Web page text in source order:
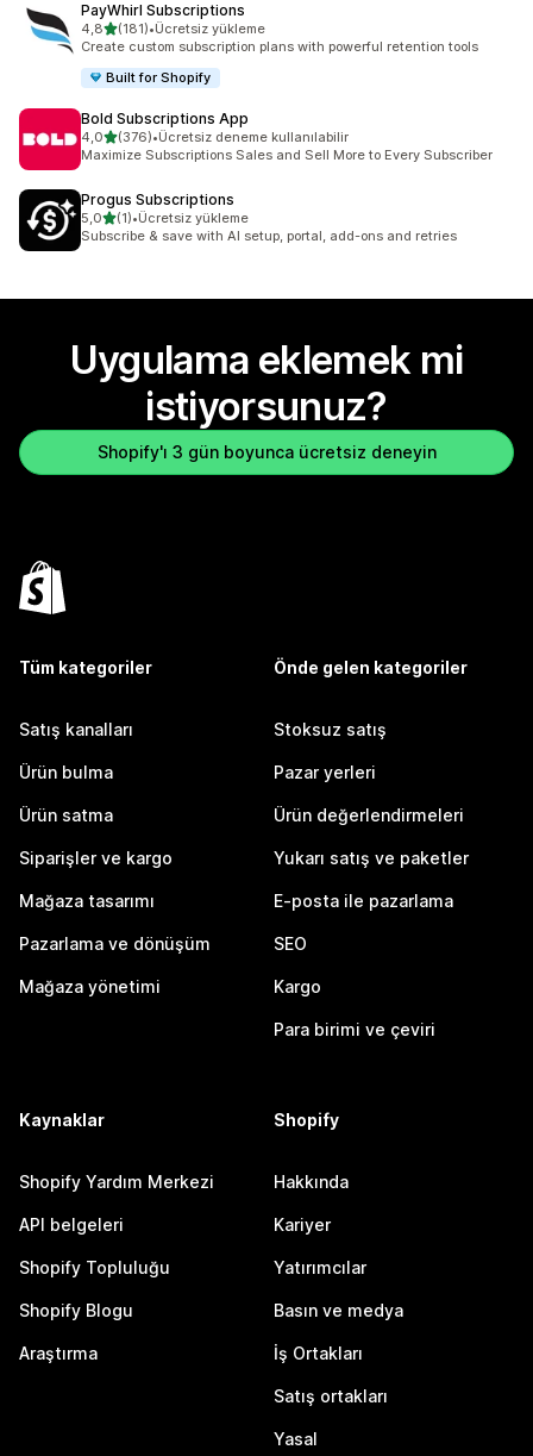
PayWhirl Subscriptions
4,85 yıldız üzerinden
(181)
toplam 181 değerlendirme
•Ücretsiz yükleme
Create custom subscription plans with powerful retention tools
Built for Shopify
Bold Subscriptions App
4,05 yıldız üzerinden
(376)
toplam 376 değerlendirme
•Ücretsiz deneme kullanılabilir
Maximize Subscriptions Sales and Sell More to Every Subscriber
Progus Subscriptions
5,05 yıldız üzerinden
(1)
toplam 1 değerlendirme
•Ücretsiz yükleme
Subscribe & save with AI setup, portal, add-ons and retries
Uygulama eklemek mi
istiyorsunuz?
Shopify'ı 3 gün boyunca ücretsiz deneyin
Tüm kategoriler
Satış kanalları
Ürün bulma
Ürün satma
Siparişler ve kargo
Mağaza tasarımı
Pazarlama ve dönüşüm
Mağaza yönetimi
Önde gelen kategoriler
Stoksuz satış
Pazar yerleri
Ürün değerlendirmeleri
Yukarı satış ve paketler
E-posta ile pazarlama
SEO
Kargo
Para birimi ve çeviri
Kaynaklar
Shopify Yardım Merkezi
API belgeleri
Shopify Topluluğu
Shopify Blogu
Araştırma
Shopify
Hakkında
Kariyer
Yatırımcılar
Basın ve medya
İş Ortakları
Satış ortakları
Yasal